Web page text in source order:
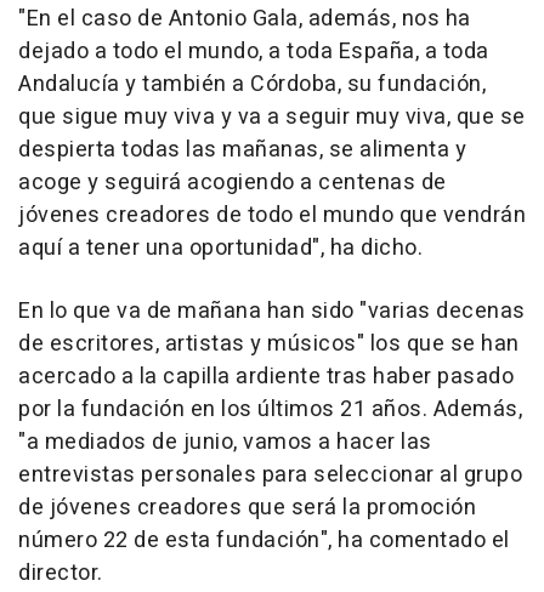
"En el caso de Antonio Gala, además, nos ha
dejado a todo el mundo, a toda España, a toda
Andalucía y también a Córdoba, su fundación,
que sigue muy viva y va a seguir muy viva, que se
despierta todas las mañanas, se alimenta y
acoge y seguirá acogiendo a centenas de
jóvenes creadores de todo el mundo que vendrán
aquí a tener una oportunidad", ha dicho.
En lo que va de mañana han sido "varias decenas
de escritores, artistas y músicos" los que se han
acercado a la capilla ardiente tras haber pasado
por la fundación en los últimos 21 años. Además,
"a mediados de junio, vamos a hacer las
entrevistas personales para seleccionar al grupo
de jóvenes creadores que será la promoción
número 22 de esta fundación", ha comentado el
director.